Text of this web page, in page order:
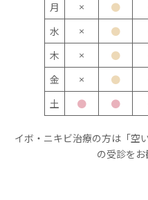
月 × ●
水 × ●
木 × ●
金 × ●
土 ● ●
イボ・ニキビ治療の方は「空
の受診を